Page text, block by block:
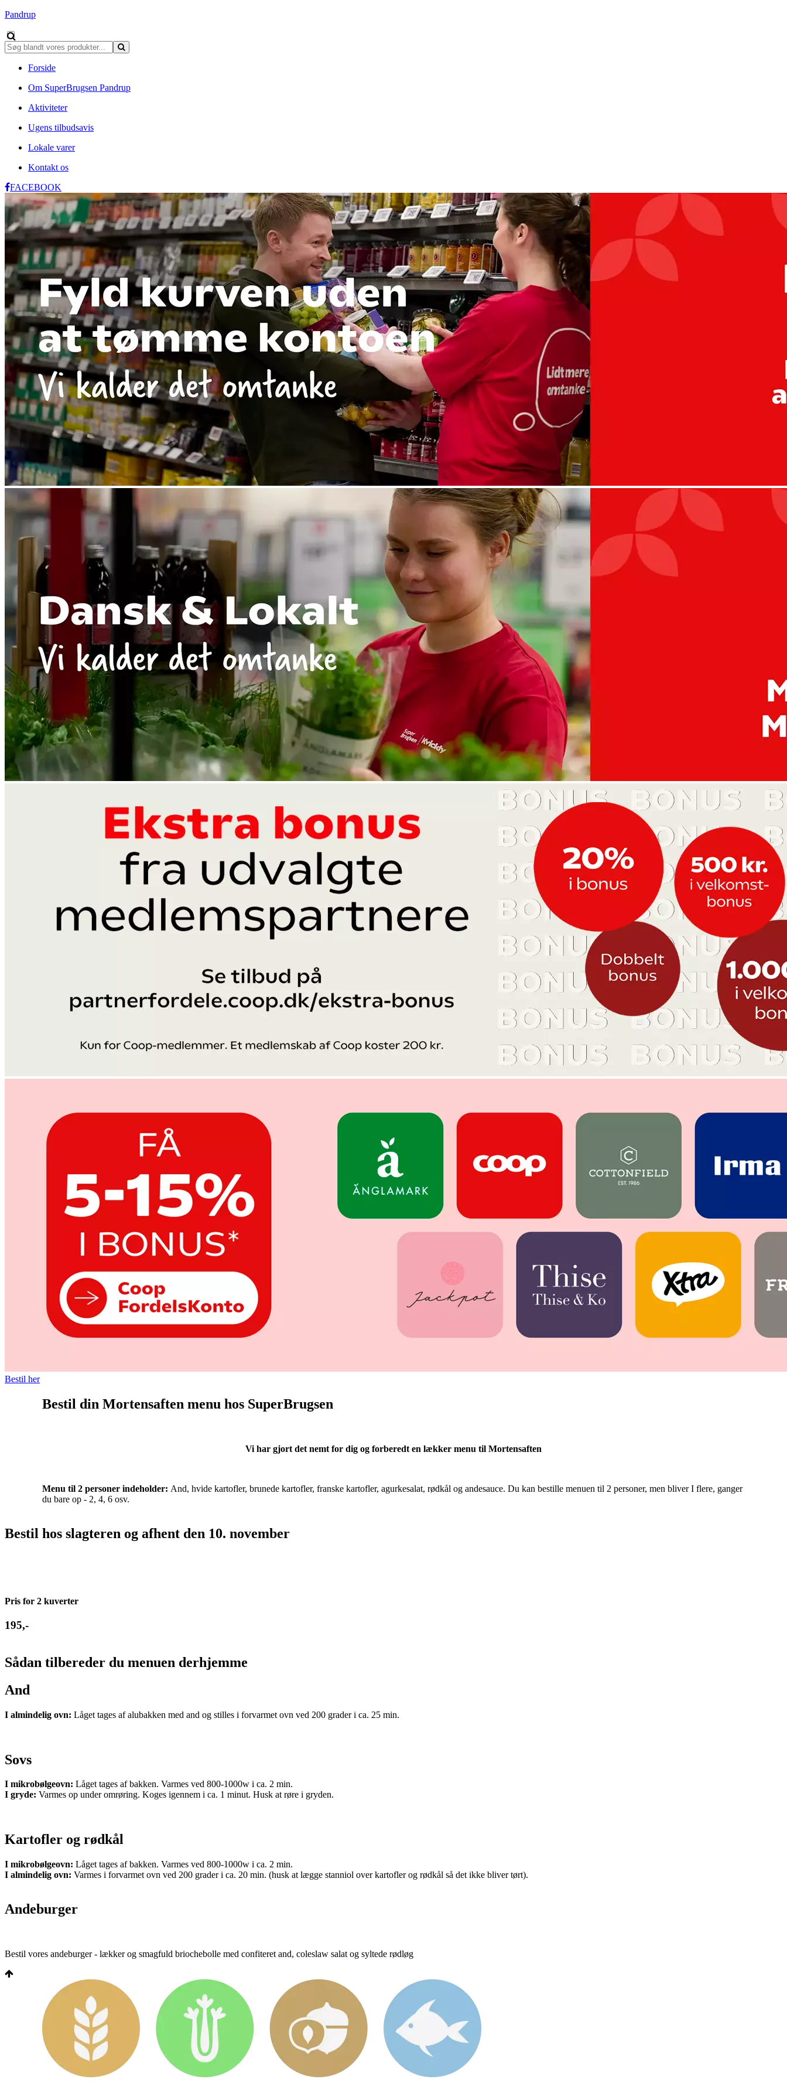
Pandrup
Forside
Om SuperBrugsen Pandrup
Aktiviteter
Ugens tilbudsavis
Lokale varer
Kontakt os
FACEBOOK
Bestil her
Bestil din Mortensaften menu hos SuperBrugsen
Vi har gjort det nemt for dig og forberedt en lækker menu til Mortensaften
Menu til 2 personer indeholder: And, hvide kartofler, brunede kartofler, franske kartofler, agurkesalat, rødkål og andesauce. Du kan bestille menuen til 2 personer, men bliver I flere, ganger
du bare op - 2, 4, 6 osv.
Bestil hos slagteren og afhent den 10. november
Pris for 2 kuverter
195,-
Sådan tilbereder du menuen derhjemme
And
I almindelig ovn: Låget tages af alubakken med and og stilles i forvarmet ovn ved 200 grader i ca. 25 min.
Sovs
I mikrobølgeovn: Låget tages af bakken. Varmes ved 800-1000w i ca. 2 min.
I gryde: Varmes op under omrøring. Koges igennem i ca. 1 minut. Husk at røre i gryden.
Kartofler og rødkål
I mikrobølgeovn: Låget tages af bakken. Varmes ved 800-1000w i ca. 2 min.
I almindelig ovn: Varmes i forvarmet ovn ved 200 grader i ca. 20 min. (husk at lægge stanniol over kartofler og rødkål så det ikke bliver tørt).
Andeburger
Bestil vores andeburger - lækker og smagfuld briochebolle med confiteret and, coleslaw salat og syltede rødløg